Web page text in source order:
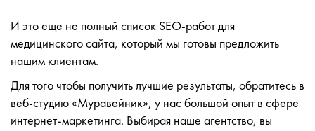
И это еще не полный список SEO-работ для
медицинского сайта, который мы готовы предложить
нашим клиентам.
Для того чтобы получить лучшие результаты, обратитесь в
веб-студию «Муравейник», у нас большой опыт в сфере
интернет-маркетинга. Выбирая наше агентство, вы